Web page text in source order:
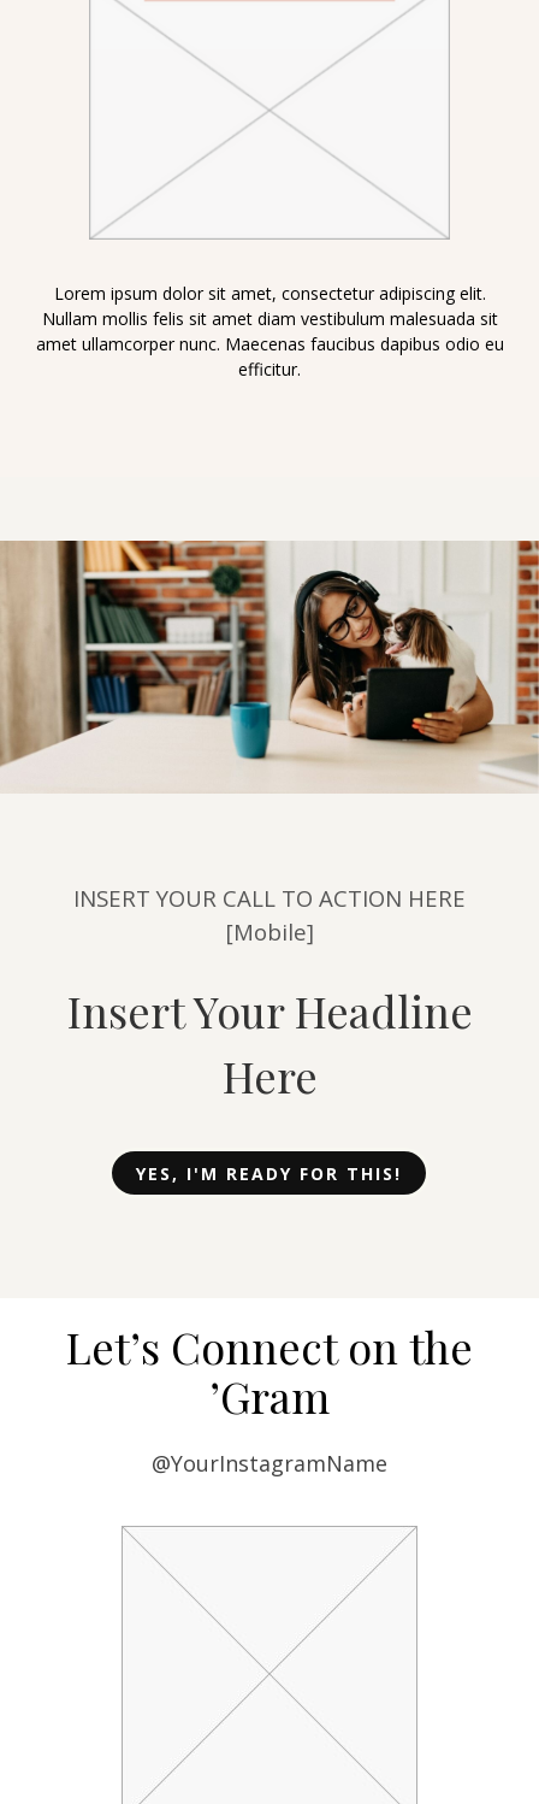
Lorem ipsum dolor sit amet, consectetur adipiscing elit.
Nullam mollis felis sit amet diam vestibulum malesuada sit
amet ullamcorper nunc. Maecenas faucibus dapibus odio eu
efficitur.
INSERT YOUR CALL TO ACTION HERE
[Mobile]
Insert Your Headline
Here
YES, I'M READY FOR THIS!
Let’s Connect on the
’Gram
@YourInstagramName